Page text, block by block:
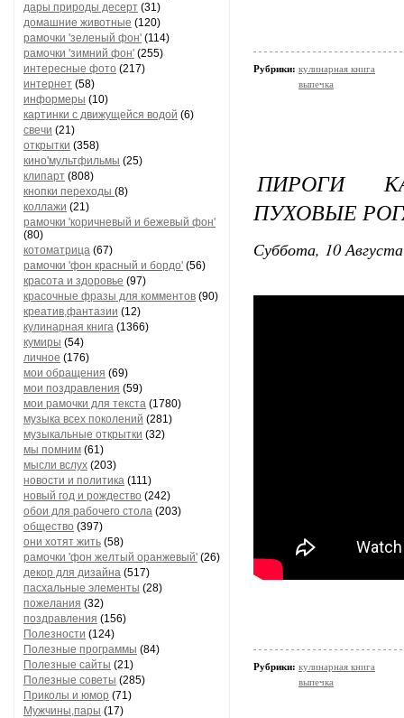
дары природы десерт (31)
домашние животные (120)
рамочки 'зеленый фон' (114)
рамочки 'зимний фон' (255)
интересные фото (217)
интернет (58)
информеры (10)
картинки с движущейся водой (6)
свечи (21)
открытки (358)
кино'мультфильмы (25)
клипарт (808)
кнопки переходы (8)
коллажи (21)
рамочки 'коричневый и бежевый фон'
(80)
котоматрица (67)
рамочки 'фон красный и бордо' (56)
красота и здоровье (97)
красочные фразы для комментов (90)
креатив,фантазии (12)
кулинарная книга (1366)
кумиры (54)
личное (176)
мои обращения (69)
мои поздравления (59)
мои рамочки для текста (1780)
музыка всех поколений (281)
музыкальные открытки (32)
мы помним (61)
мысли вслух (203)
новости и политика (111)
новый год и рождество (242)
обои для рабочего стола (203)
общество (397)
они хотят жить (58)
рамочки 'фон желтый оранжевый' (26)
декор для дизайна (517)
пасхальные элементы (28)
пожелания (32)
поздравления (156)
Полезности (124)
Полезные программы (84)
Полезные сайты (21)
Полезные советы (285)
Приколы и юмор (71)
Мужчины,пары (17)
Рубрики: кулинарная книга
выпечка
ПИРОГИ
ПУХОВЫЕ
Суббота, 10
Рубрики: кулинарная книга
выпечка